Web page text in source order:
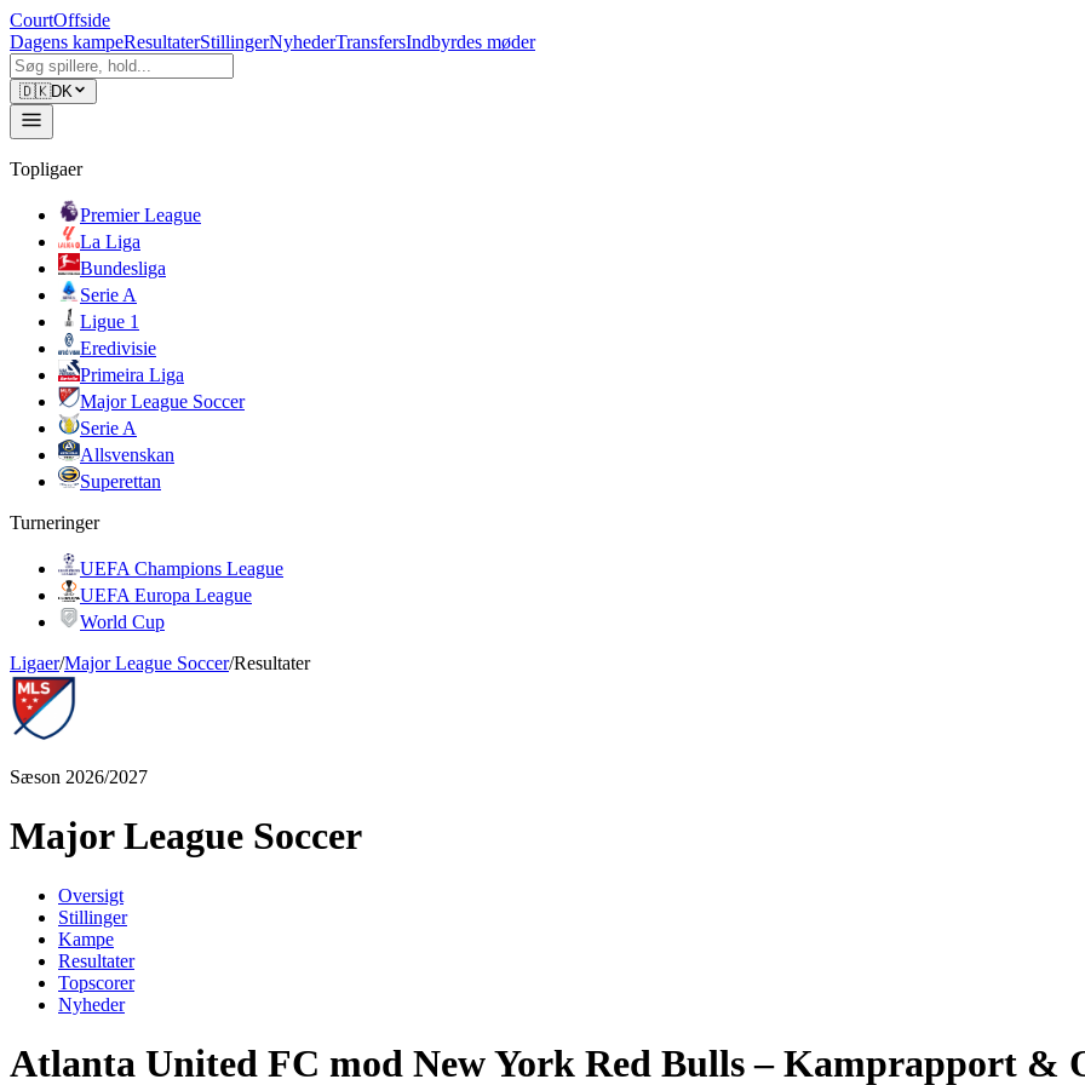
CourtOffside
Dagens kampeResultaterStillingerNyhederTransfersIndbyrdes møder
🇩🇰DK
Topligaer
Premier League
La Liga
Bundesliga
Serie A
Ligue 1
Eredivisie
Primeira Liga
Major League Soccer
Serie A
Allsvenskan
Superettan
Turneringer
UEFA Champions League
UEFA Europa League
World Cup
Ligaer/Major League Soccer/Resultater
Sæson 2026/2027
Major League Soccer
Oversigt
Stillinger
Kampe
Resultater
Topscorer
Nyheder
Atlanta United FC mod New York Red Bulls – Kamprapport &